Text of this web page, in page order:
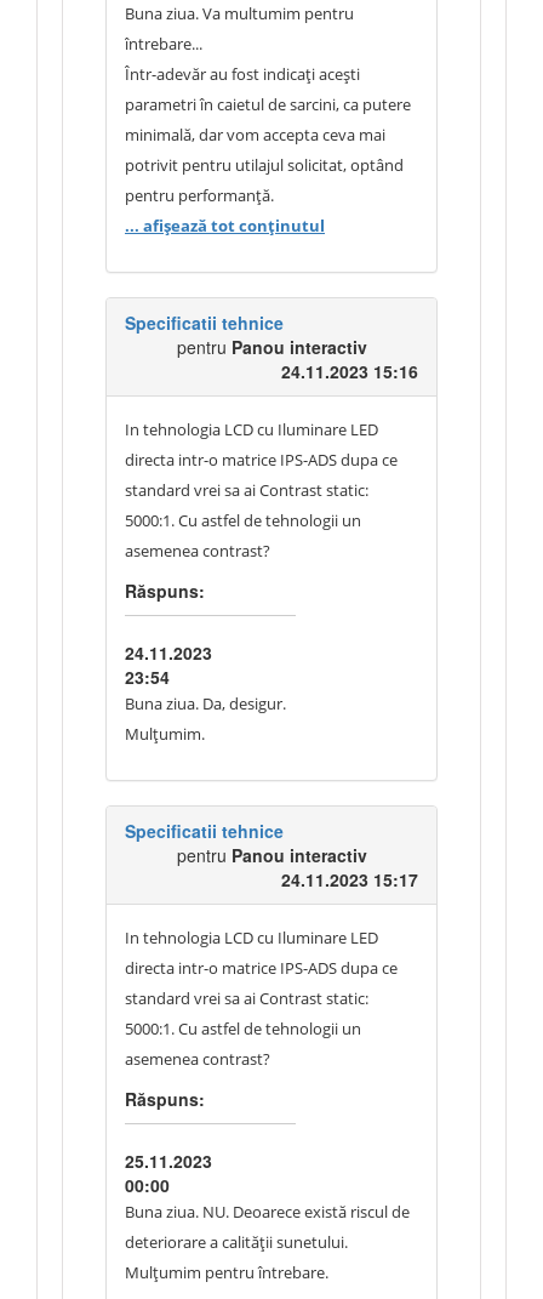
Buna ziua. Va multumim pentru
întrebare...
Într-adevăr au fost indicați acești
parametri în caietul de sarcini, ca putere
minimală, dar vom accepta ceva mai
potrivit pentru utilajul solicitat, optând
pentru performanță.
Numai bine.
... afișează tot conținutul
Specificatii tehnice
pentru Panou interactiv
24.11.2023 15:16
In tehnologia LCD cu Iluminare LED
directa intr-o matrice IPS-ADS dupa ce
standard vrei sa ai Contrast static:
5000:1. Cu astfel de tehnologii un
asemenea contrast?
Răspuns:
24.11.2023
23:54
Buna ziua. Da, desigur.
Mulțumim.
Specificatii tehnice
pentru Panou interactiv
24.11.2023 15:17
In tehnologia LCD cu Iluminare LED
directa intr-o matrice IPS-ADS dupa ce
standard vrei sa ai Contrast static:
5000:1. Cu astfel de tehnologii un
asemenea contrast?
Răspuns:
25.11.2023
00:00
Buna ziua. NU. Deoarece există riscul de
deteriorare a calității sunetului.
Mulțumim pentru întrebare.